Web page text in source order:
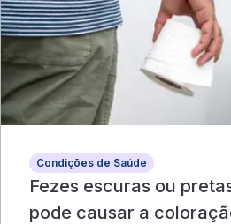
Condições de Saúde
Fezes escuras ou
pode causar a